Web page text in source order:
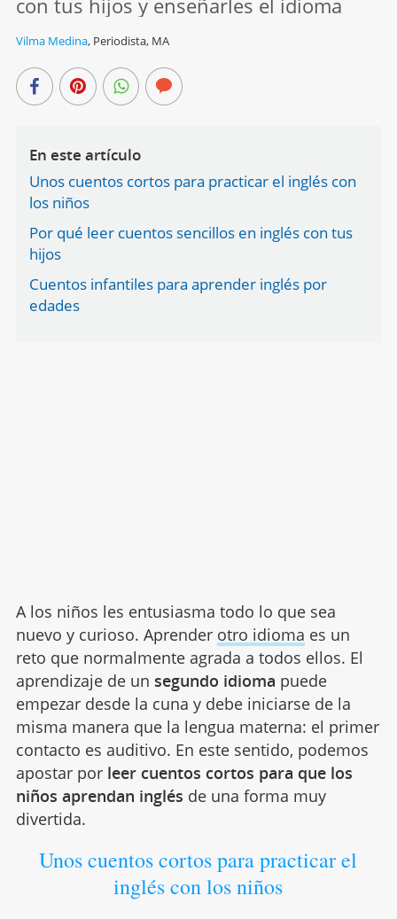
Vilma Medina, Periodista, MA
En este artículo
Unos cuentos cortos para practicar el inglés con
los niños
Por qué leer cuentos sencillos en inglés con tus
hijos
Cuentos infantiles para aprender inglés por
edades
A los niños les entusiasma todo lo que sea
nuevo y curioso. Aprender otro idioma es un
reto que normalmente agrada a todos ellos. El
aprendizaje de un segundo idioma puede
empezar desde la cuna y debe iniciarse de la
misma manera que la lengua materna: el primer
contacto es auditivo. En este sentido, podemos
apostar por leer cuentos cortos para que los
niños aprendan inglés de una forma muy
divertida.
Unos cuentos cortos para practicar el
inglés con los niños